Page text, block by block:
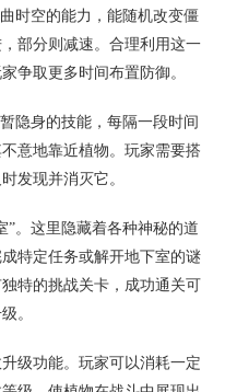
时空的能力，能随机改变僵
部分则减速。合理利用这一
争取更多时间布置防御。
隐身的技能，每隔一段时间
意地靠近植物。玩家需要搭
发现并消灭它。
”。这里隐藏着各种神秘的道
特定任务或解开地下室的谜
特的挑战关卡，成功通关可
。
级功能。玩家可以消耗一定